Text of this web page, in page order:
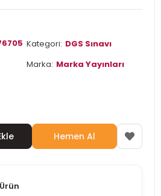
Kategori: DGS Sınavı
Marka: Marka Yayınları
Hemen Al